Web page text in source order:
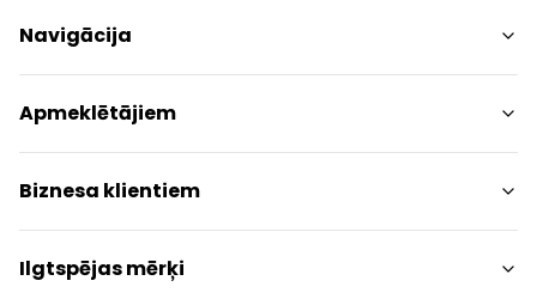
Navigācija
Iepirkšanās
Pakalpojumi
Izklaides
Restorāni
Apmeklētājiem
Centra plāns
Dzīvniekiem draudzīgs
Kontakti
Akcijas
Biznesa klientiem
Kontakti
Paziņojums presei
Ilgtspējas mērķi